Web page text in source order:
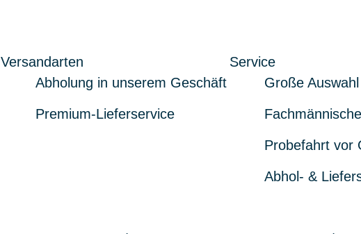
Versandarten
Abholung in unserem Geschäft
Premium-Lieferservice
Service
Große
Probefahrt vor
Abhol- &